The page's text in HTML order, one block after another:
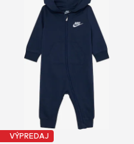
VÝPREDAJ